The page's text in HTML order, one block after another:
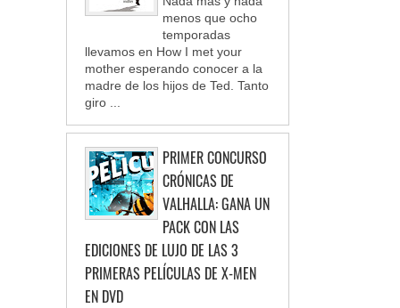
menos que ocho
temporadas
llevamos en How I met your
mother esperando conocer a la
madre de los hijos de Ted. Tanto
giro ...
PRIMER CONCURSO
CRÓNICAS DE
VALHALLA: GANA UN
PACK CON LAS
EDICIONES DE LUJO DE LAS 3
PRIMERAS PELÍCULAS DE X-MEN
EN DVD